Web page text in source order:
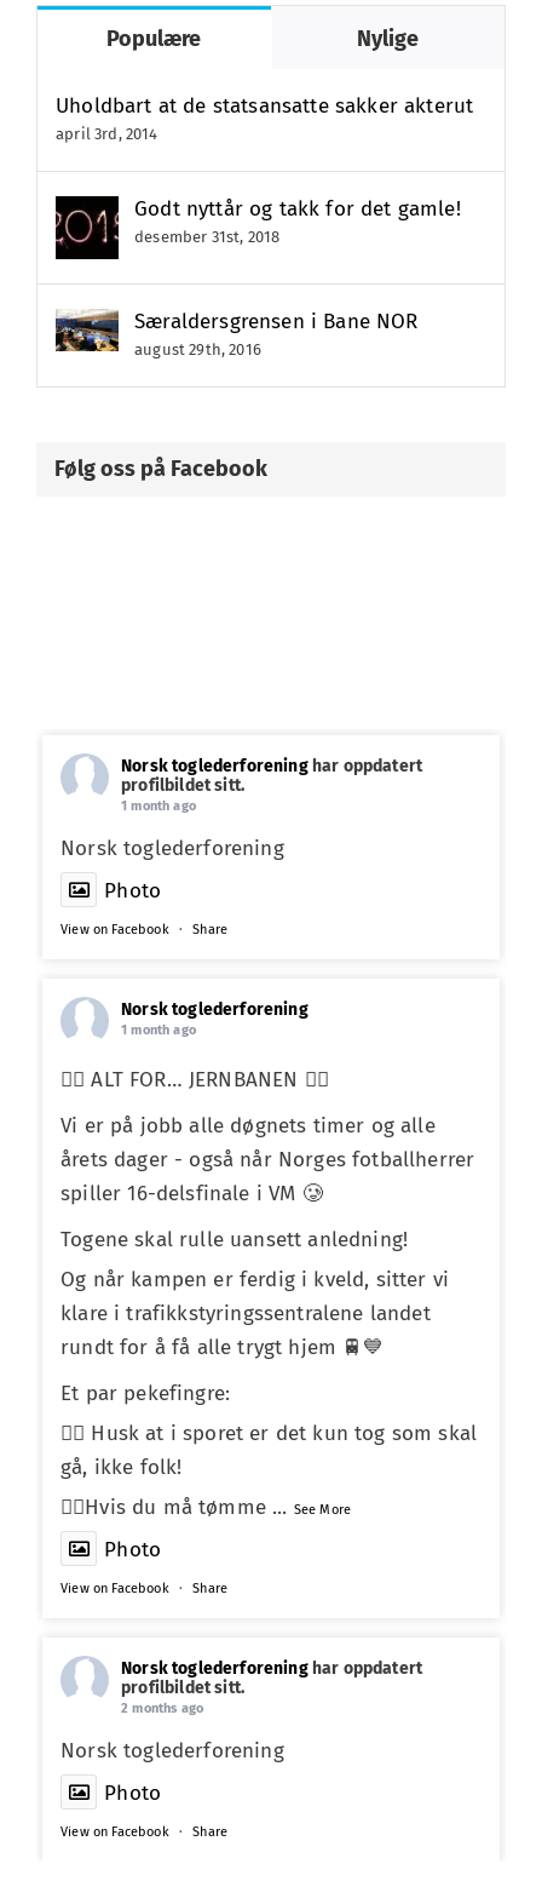
Populære Nylige
Uholdbart at de statsansatte sakker akterut
april 3rd, 2014
Godt nyttår og takk for det gamle!
desember 31st, 2018
Særaldersgrensen i Bane NOR
august 29th, 2016
Følg oss på Facebook
Norsk toglederforening har oppdatert
profilbildet sitt.
1 month ago
Norsk toglederforening
Photo
View on Facebook · Share
Norsk toglederforening
1 month ago
❤️‍🔥 ALT FOR… JERNBANEN ❤️‍🔥
Vi er på jobb alle døgnets timer og alle
årets dager - også når Norges fotballherrer
spiller 16-delsfinale i VM 🥲
Togene skal rulle uansett anledning!
Og når kampen er ferdig i kveld, sitter vi
klare i trafikkstyringssentralene landet
rundt for å få alle trygt hjem 🚆💙
Et par pekefingre:
☝🏼 Husk at i sporet er det kun tog som skal
gå, ikke folk!
☝🏼Hvis du må tømme ... See More
Photo
View on Facebook · Share
Norsk toglederforening har oppdatert
profilbildet sitt.
2 months ago
Norsk toglederforening
Photo
View on Facebook · Share